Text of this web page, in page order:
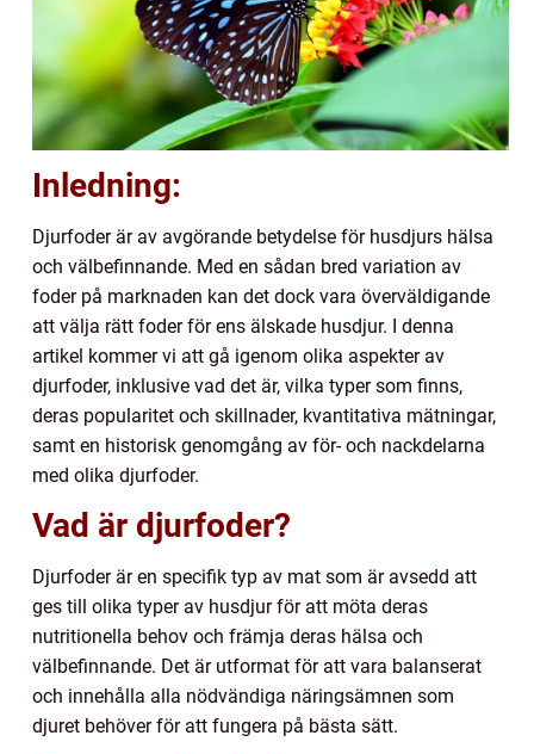
Inledning:
Djurfoder är av avgörande betydelse för husdjurs hälsa
och välbefinnande. Med en sådan bred variation av
foder på marknaden kan det dock vara överväldigande
att välja rätt foder för ens älskade husdjur. I denna
artikel kommer vi att gå igenom olika aspekter av
djurfoder, inklusive vad det är, vilka typer som finns,
deras popularitet och skillnader, kvantitativa mätningar,
samt en historisk genomgång av för- och nackdelarna
med olika djurfoder.
Vad är djurfoder?
Djurfoder är en specifik typ av mat som är avsedd att
ges till olika typer av husdjur för att möta deras
nutritionella behov och främja deras hälsa och
välbefinnande. Det är utformat för att vara balanserat
och innehålla alla nödvändiga näringsämnen som
djuret behöver för att fungera på bästa sätt.